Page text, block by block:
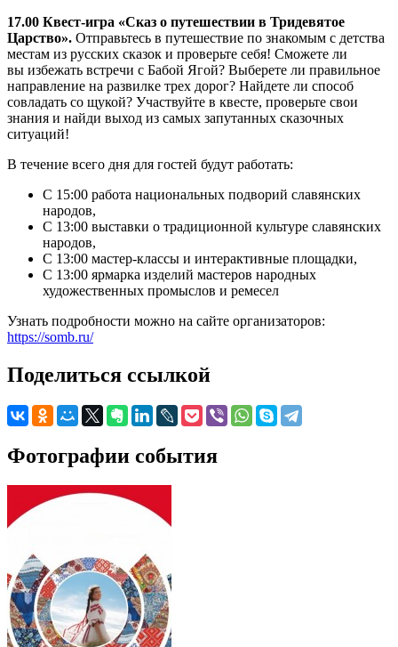
17.00 Квест-игра «Сказ о путешествии в Тридевятое
Царство». Отправьтесь в путешествие по знакомым с детства
местам из русских сказок и проверьте себя! Сможете ли
вы избежать встречи с Бабой Ягой? Выберете ли правильное
направление на развилке трех дорог? Найдете ли способ
совладать со щукой? Участвуйте в квесте, проверьте свои
знания и найди выход из самых запутанных сказочных
ситуаций!
В течение всего дня для гостей будут работать:
С 15:00 работа национальных подворий славянских
народов,
С 13:00 выставки о традиционной культуре славянских
народов,
С 13:00 мастер-классы и интерактивные площадки,
С 13:00 ярмарка изделий мастеров народных
художественных промыслов и ремесел
Узнать подробности можно на сайте организаторов:
https://somb.ru/
Поделиться ссылкой
Фотографии события